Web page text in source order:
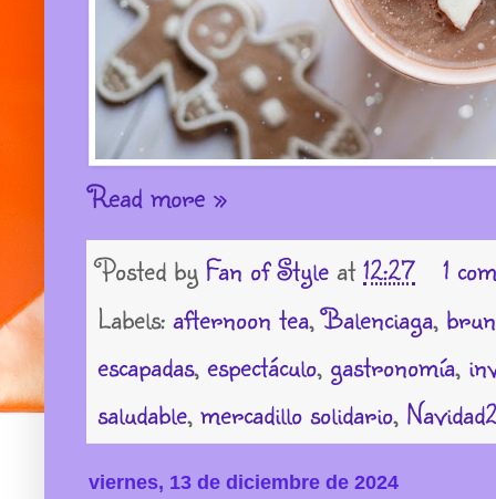
Read more »
Posted by Fan of Style at 12:27
1
Labels: afternoon tea,Balenciaga,
escapadas, espectáculo, gastronomía,
saludable, mercadillo solidario,
viernes, 13 de diciembre de 2024